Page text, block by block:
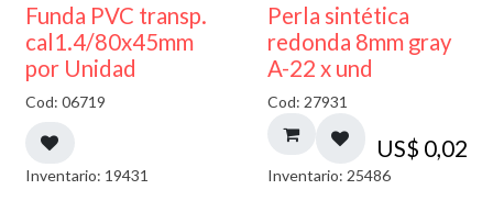
Funda PVC transp.
cal1.4/80x45mm
por Unidad
Cod: 06719
Inventario: 19431
Perla sintética
redonda 8mm gray
A-22 x und
Cod: 27931
US$ 0,02
Inventario: 25486